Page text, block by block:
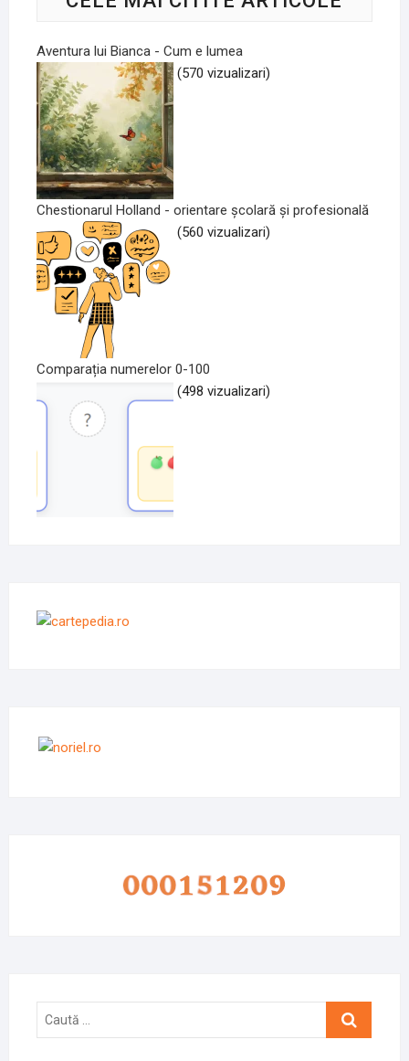
Aventura lui Bianca - Cum e lumea
(570 vizualizari)
Chestionarul Holland - orientare școlară și profesională
(560 vizualizari)
Comparația numerelor 0-100
(498 vizualizari)
Caută